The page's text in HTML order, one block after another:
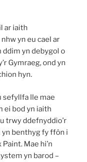
ar iaith
yn eu cael ar
ddim yn debygol o
Gymraeg, ond yn
hyn.
sefyllfa lle mae
ei bod yn iaith
trwy ddefnyddio’r
yn benthyg fy ffôn i
Mae hi’n
yn barod –